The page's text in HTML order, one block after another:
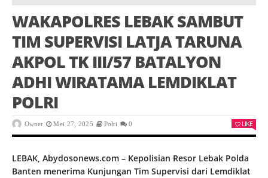
WAKAPOLRES LEBAK SAMBUT
TIM SUPERVISI LATJA TARUNA
AKPOL TK III/57 BATALYON
ADHI WIRATAMA LEMDIKLAT
POLRI
Owner Mei 27, 2025 Polri 0 LIKE
LEBAK, Abydosonews.com – Kepolisian Resor Lebak Polda
Banten menerima Kunjungan Tim Supervisi dari Lemdiklat